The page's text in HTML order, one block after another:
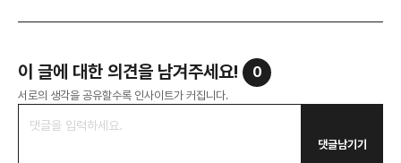
이 글에 대한 의견을 남겨주세요! 0
서로의 생각을 공유할수록 인사이트가 커집니다.
댓글남기기